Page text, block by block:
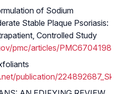
of Sodium
Stable Plaque Psoriasis:
Controlled Study
pmc/articles/PMC6704198/
publication/